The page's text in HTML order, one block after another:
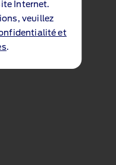
Internet.
veuillez
et
.